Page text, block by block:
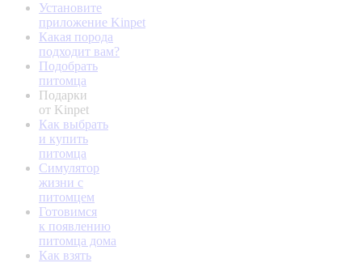
Установите
приложение Kinpet
Какая порода
подходит вам?
Подобрать
питомца
Подарки
от Kinpet
Как выбрать
и купить
питомца
Симулятор
жизни с
питомцем
Готовимся
к появлению
питомца дома
Как взять